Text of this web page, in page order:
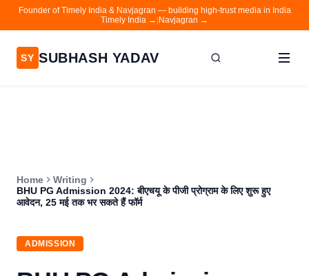
Founder of Timely India & Navjagran — building high-trust media in India
Timely India → Navjagran →
SY SUBHASH YADAV
Contact
Navjagran
Home
Writing
BHU PG Admission 2024: बीएचयू के पीजी प्रोग्राम के लिए शुरू हुए
आवेदन, 25 मई तक भर सकते हैं फॉर्म
ADMISSION